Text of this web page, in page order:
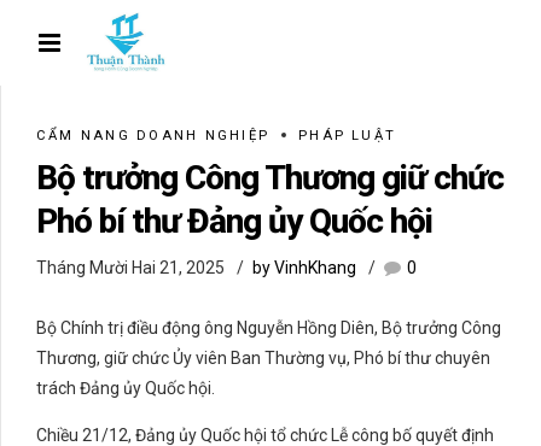
CẨM NANG DOANH NGHIỆP PHÁP LUẬT
Bộ trưởng Công Thương giữ chức
Phó bí thư Đảng ủy Quốc hội
Tháng Mười Hai 21, 2025 by VinhKhang 0
Bộ Chính trị điều động ông Nguyễn Hồng Diên, Bộ trưởng Công
Thương, giữ chức Ủy viên Ban Thường vụ, Phó bí thư chuyên
trách Đảng ủy Quốc hội.
Chiều 21/12, Đảng ủy Quốc hội tổ chức Lễ công bố quyết định